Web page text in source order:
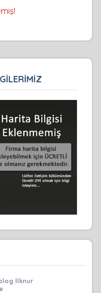
İlknur